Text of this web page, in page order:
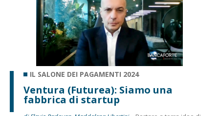
IL SALONE DEI PAGAMENTI 2024
Ventura (Futurea): Siamo una
fabbrica di startup